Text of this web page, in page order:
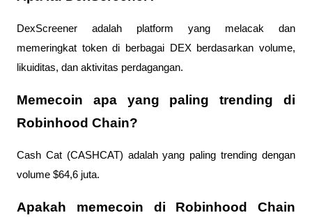
DexScreener adalah platform yang melacak dan
memeringkat token di berbagai DEX berdasarkan volume,
likuiditas, dan aktivitas perdagangan.
Memecoin apa yang paling trending di
Robinhood Chain?
Cash Cat (CASHCAT) adalah yang paling trending dengan
volume $64,6 juta.
Apakah memecoin di Robinhood Chain